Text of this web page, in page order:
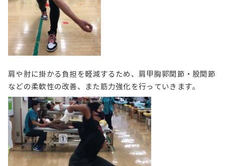
肩や肘に掛かる負担を軽減するため、肩甲胸郭関節・股関節
などの柔軟性の改善、また筋力強化を行っていきます。